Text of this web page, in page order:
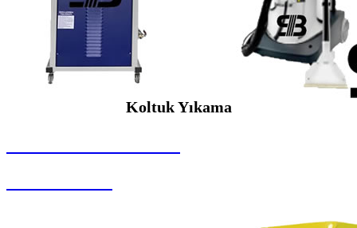
Koltuk Yıkama